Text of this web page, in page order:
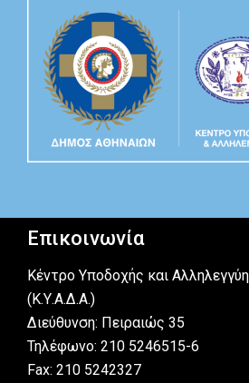
Επικοινωνία
Κέντρο Υποδοχής και
(Κ.Υ.Α.Δ.Α.)
Διεύθυνση: Πειραιώς 35
Τηλέφωνο: 210 5246515-6
Fax: 210 5242327